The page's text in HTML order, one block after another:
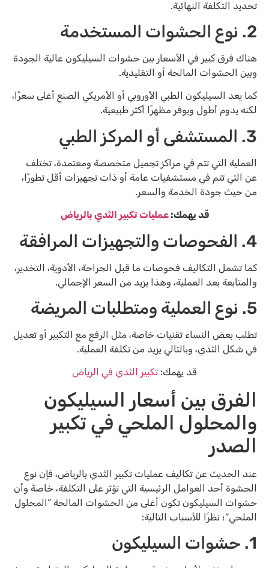
تحديد التكلفة النهائية.
2. نوع الحشوات المستخدمة
هناك فرق كبير في الأسعار بين حشوات السيليكون عالية الجودة
وبين الحشوات المالحة أو التقليدية.
كما يعد السيليكون الطبي الأوروبي أو الأمريكي الصنع أغلى سعرًا،
لكنه يدوم أطول ويوفر مظهرًا أكثر طبيعية.
3. المستشفى أو المركز الطبي
العملية التي تتم في مراكز تجميل متخصصة ومعتمدة، تختلف
عن التي تتم في مستشفيات عامة أو ذات تجهيزات أقل تطورًا،
من حيث جودة الخدمة والسعر.
قد يهمك:عمليات تكبير الثدي بالرياض
4. الفحوصات والتجهيزات المرافقة
كما تشمل التكاليف فحوصات ما قبل الجراحة، الأدوية، التخدير،
والمتابعة بعد العملية، وهذا يزيد من السعر الإجمالي.
5. نوع العملية ومتطلبات المريضة
تطلب بعض النساء تقنيات خاصة، مثل الرفع مع التكبير أو تعديل
في شكل الثدي، وبالتالي يزيد من تكلفة العملية.
قد يهمك: تكبير الثدي في الرياض
الفرق بين أسعار السيليكون
والمحلول الملحي في تكبير
الصدر
عند الحديث عن تكاليف عمليات تكبير الثدي بالرياض، فإن نوع
الحشوة أحد العوامل الرئيسية التي تؤثر على التكلفة، خاصةً وأن
حشوات السيليكون تكون أغلى من الحشوات المالحة “المحلول
الملحي”؛ نظرًا للأسباب التالية:
1. حشوات السيليكون